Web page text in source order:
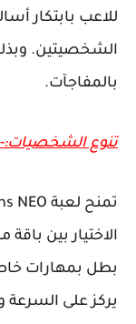
للاعب بابتكار
الشخصيتين.
بالمفاجآت.
تنوع الشخصيات:-
الاختيار بين
بطل بمهارات
يركز على السرعة